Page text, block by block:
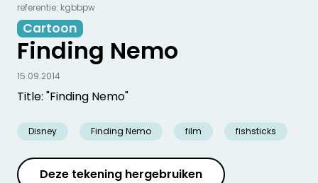
referentie: kgbbpw
Cartoon
Finding Nemo
Title: "Finding Nemo"
Disney Finding Nemo film fishsticks
15.09.2014
Deze tekening hergebruiken